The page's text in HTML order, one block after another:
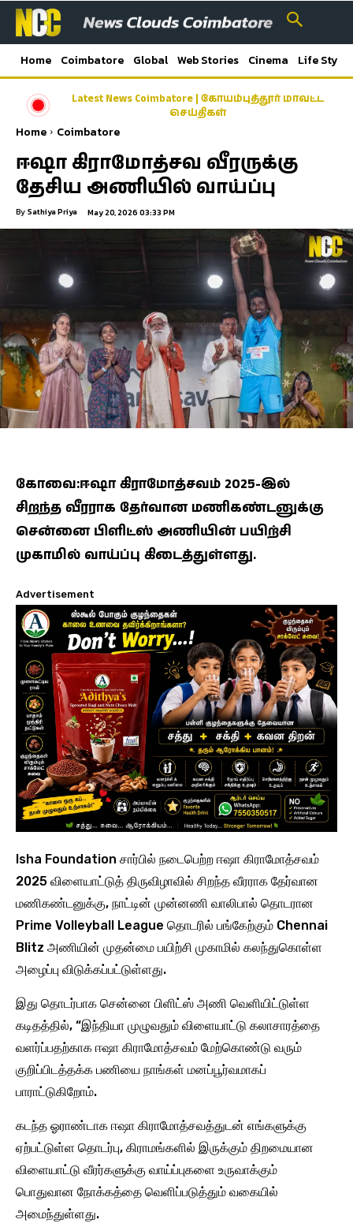
Home Coimbatore Global Web Stories Cinema Life Style
Latest News Coimbatore | கோயம்புத்தூர் மாவட்ட
செய்திகள்
காலை உணவு திட்டத்தில் பயன்பெற்ற மாணவ
மாணவிகள்- கோவை மாநகராட்சி வெளியிட்டுள்ள
Home Coimbatore
ஈஷா கிராமோத்சவ வீரருக்கு
தேசிய அணியில் வாய்ப்பு
By Sathiya Priya May 20, 2026 03:33 PM
கோவை:ஈஷா கிராமோத்சவம் 2025-இல்
சிறந்த வீரராக தேர்வான மணிகண்டனுக்கு
சென்னை பிளிட்ஸ் அணியின் பயிற்சி
முகாமில் வாய்ப்பு கிடைத்துள்ளது.
Advertisement
Isha Foundation சார்பில் நடைபெற்ற ஈஷா கிராமோத்சவம்
2025 விளையாட்டுத் திருவிழாவில் சிறந்த வீரராக தேர்வான
மணிகண்டனுக்கு, நாட்டின் முன்னணி வாலிபால் தொடரான
Prime Volleyball League தொடரில் பங்கேற்கும் Chennai
Blitz அணியின் முதன்மை பயிற்சி முகாமில் கலந்துகொள்ள
அழைப்பு விடுக்கப்பட்டுள்ளது.
இது தொடர்பாக சென்னை பிளிட்ஸ் அணி வெளியிட்டுள்ள
கடிதத்தில், “இந்தியா முழுவதும் விளையாட்டு கலாசாரத்தை
வளர்ப்பதற்காக ஈஷா கிராமோத்சவம் மேற்கொண்டு வரும்
குறிப்பிடத்தக்க பணியை நாங்கள் மனப்பூர்வமாகப்
பாராட்டுகிறோம்.
கடந்த ஓராண்டாக ஈஷா கிராமோத்சவத்துடன் எங்களுக்கு
ஏற்பட்டுள்ள தொடர்பு, கிராமங்களில் இருக்கும் திறமையான
விளையாட்டு வீரர்களுக்கு வாய்ப்புகளை உருவாக்கும்
பொதுவான நோக்கத்தை வெளிப்படுத்தும் வகையில்
அமைந்துள்ளது.